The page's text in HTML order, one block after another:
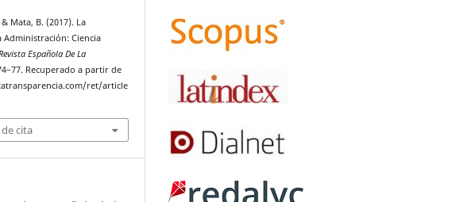
Mata, B. (2017). La
Administración: Ciencia
Española De La
Recuperado a partir de
ret/article
cita